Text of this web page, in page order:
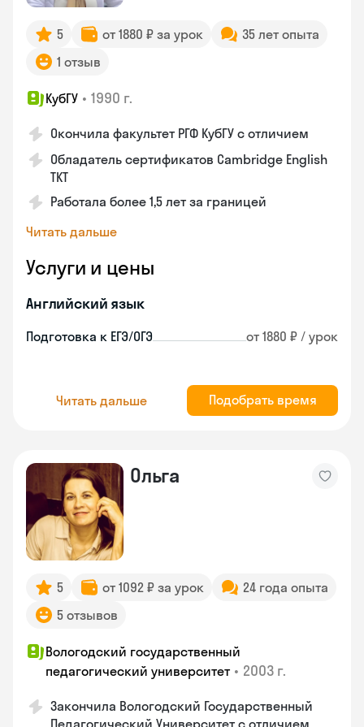
5 от 1880 ₽ за урок
35 лет опыта
1 отзыв
КубГУ • 1990 г.
Окончила факультет РГФ КубГУ с отличием
Обладатель сертификатов Cambridge English
TKT
Работала более 1,5 лет за границей
Читать дальше
Услуги и цены
Английский язык
Подготовка к ЕГЭ/ОГЭ от 1880 ₽ / урок
Читать дальше Подобрать время
Ольга
5 от 1092 ₽ за урок
24 года опыта
5 отзывов
Вологодский государственный
педагогический университет • 2003 г.
Закончила Вологодский Государственный
Педагогический Университет с отличием